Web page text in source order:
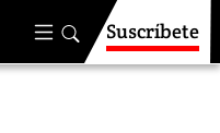
Suscríbete